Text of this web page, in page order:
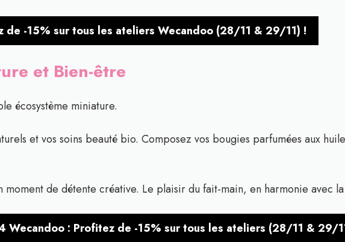
de -15% sur tous les ateliers Wecandoo (28/11 & 29/11) !
et Bien-être
écosystème miniature.
et vos soins beauté bio. Composez vos bougies parfumées aux
de détente créative. Le plaisir du fait-main, en harmonie avec
Wecandoo : Profitez de -15% sur tous les ateliers (28/11 & 29/